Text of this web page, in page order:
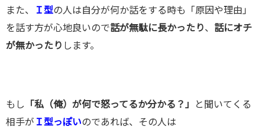
また、 Ｉ型の人は自分が何か話をする時も「原因や理由」
を話す方が心地良いので話が無駄に長かったり、 話にオチ
が無かったり します。
もし 「私（俺）が何で怒ってるか分かる？」
と聞いてくる
相手が Ｉ型っぽいのであれば、その人は